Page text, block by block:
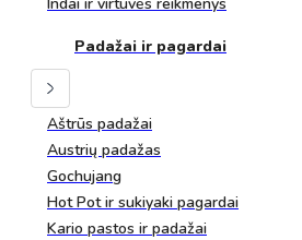
Padažai ir pagardai
Aštrūs padažai
Austrių padažas
Gochujang
Hot Pot ir sukiyaki pagardai
Kario pastos ir padažai